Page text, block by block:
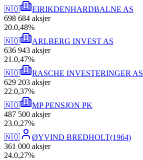
🇳🇴
EIRIKDENHARDBALNE AS
698 684 aksjer
20.0,48%
🇳🇴
ARLBERG INVEST AS
636 943 aksjer
21 .0,47%
🇳🇴
RASCHE INVESTERINGER AS
629 203 aksjer
22.0,37%
🇳🇴
MP PENSJON PK
487 500 aksjer
23.0,27%
🇳🇴
ØYVIND BREDHOLT(1964)
361 000 aksjer
24.0,27%